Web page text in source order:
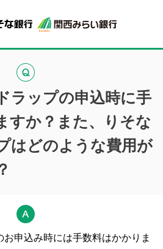
ラップの申込時に手
すか？また、りそな
はどのような費用が
お申込み時には手数料はかかりま